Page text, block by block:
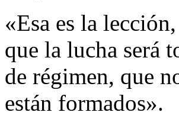
«Esa es la
que la lucha será
de régimen, que
están formados».